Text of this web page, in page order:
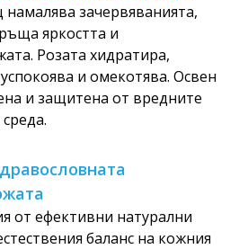
зачервяванията,
яркостта и
Розата хидратира,
и омекотява. Освен
и защитена от вредните
от ефективни натурални
баланс на кожния